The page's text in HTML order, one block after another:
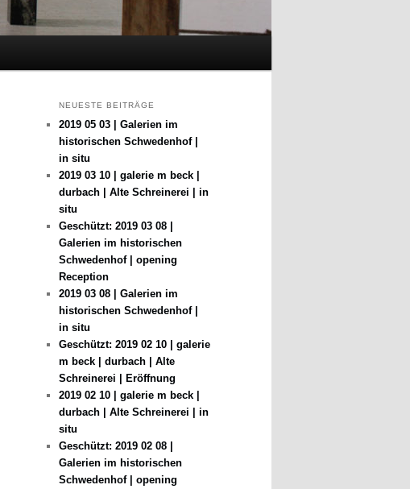
NEUESTE BEITRÄGE
2019 05 03 | Galerien im
historischen Schwedenhof |
in situ
2019 03 10 | galerie m beck |
durbach | Alte Schreinerei | in
situ
Geschützt: 2019 03 08 |
Galerien im historischen
Schwedenhof | opening
Reception
2019 03 08 | Galerien im
historischen Schwedenhof |
in situ
Geschützt: 2019 02 10 | galerie
m beck | durbach | Alte
Schreinerei | Eröffnung
2019 02 10 | galerie m beck |
durbach | Alte Schreinerei | in
situ
Geschützt: 2019 02 08 |
Galerien im historischen
Schwedenhof | opening